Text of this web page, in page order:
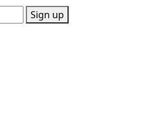
Sign up